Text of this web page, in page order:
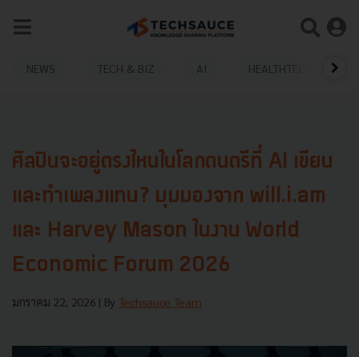
NEWS TECH & BIZ AI HEALTHTECH
ศิลปินจะอยู่ตรงไหนในโลกดนตรีที่ AI เขียน
และทำเพลงแทน? มุมมองจาก will.i.am
และ Harvey Mason ในงาน World
Economic Forum 2026
มกราคม 22, 2026 | By Techsauce Team